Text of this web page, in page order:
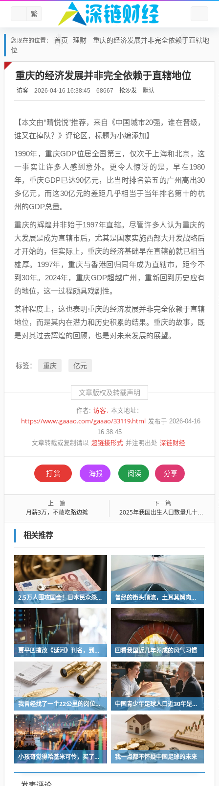
繁
您现在的位置： 首页 理财
重庆的经济发展并非完全依赖于直辖地
位
重庆的经济发展并非完全依赖于直辖地位
访客 2026-04-16 16:38:45 68667 抢沙发 默认
【本文由“晴悦悦”推荐，来自《中国城市20强，谁在晋级，
谁又在掉队？》评论区，标题为小编添加】
1990年，重庆GDP位居全国第三，仅次于上海和北京，这
一事实让许多人感到意外。更令人惊讶的是，早在1980
年，重庆GDP已达90亿元，比当时排名第五的广州高出30
多亿元，而这30亿元的差距几乎相当于当年排名第十的杭
州的GDP总量。
重庆的辉煌并非始于1997年直辖。尽管许多人认为重庆的
大发展是成为直辖市后，尤其是国家实施西部大开发战略后
才开始的，但实际上，重庆的经济基础早在直辖前就已相当
雄厚。1997年，重庆与香港回归同年成为直辖市，距今不
到30年。2024年，重庆GDP超越广州，重新回到历史应有
的地位，这一过程颇具戏剧性。
某种程度上，这也表明重庆的经济发展并非完全依赖于直辖
地位，而是其内在潜力和历史积累的结果。重庆的故事，既
是对其过去辉煌的回顾，也是对未来发展的展望。
标签： 重庆 亿元
文章版权及转载声明
作者: 访客 本文地址：
https://www.gaaao.com/gaaao/33119.html 发布于 2026-04-16
16:38:45
文章转载或复制请以 超链接形式 并注明出处 深链财经
打赏 海报 阅读 分享
上一篇
月薪3万，不敢吃路边摊
下一篇
2025年我国出生人口数量几十年来首次低于西方国家
相关推荐
2.5万人围攻国会！日本民众怒了：让她下台！ 曾经的街头顶流，土耳其烤肉为什么消失了？
贾平凹擅改《延河》刊名，到底错在哪里？这三点才是问题的关键 回看我国近几年养成的风气习惯
我曾经找了一个22公里的岗位，坚持了2个星期就坚持不下去了 中国青少年足球人口近30年是断崖式下降
小孩哥觉得哈基米可怜，买了火腿肠喂哈基米，结果哈基米直接叼走他的鹦鹉… 我一点都不怀疑中国足球的未来